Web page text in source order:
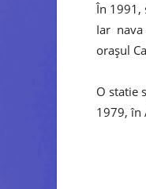
În 1991,
Iar nava
orașul
O statie
1979, în